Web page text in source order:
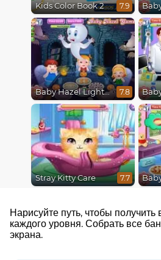
Kids Color Book 2 7.9
Baby Hazel Lighthouse Adventure 7.8
Stray Kitty Care 7.7
Нарисуйте путь, чтобы
каждого уровня. Собрать все
экрана.